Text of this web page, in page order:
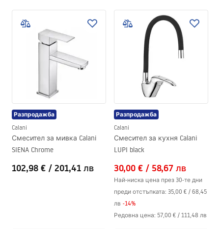
Разпродажба
Calani
Смесител за мивка Calani
SIENA Chrome
102,98 € / 201,41 лв
Разпродажба
Calani
Смесител за кухня Calani
LUPI black
30,00 € / 58,67 лв
Най-ниска цена през 30-те дни
преди отстъпката: 35,00 € / 68,45
лв -14%
Редовна цена: 57,00 € / 111,48 лв